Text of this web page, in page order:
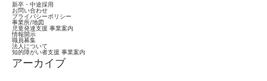
新卒・中途採用
お問い合わせ
プライバシーポリシー
事業所/地図
児童発達支援 事業案内
情報開示
職員募集
法人について
知的障がい者支援 事業案内
アーカイブ